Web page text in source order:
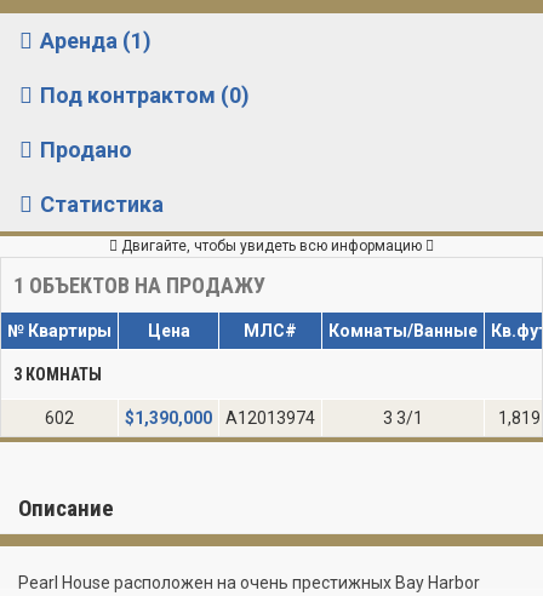
Аренда (1)
Под контрактом (0)
Продано
Статистика
Двигайте, чтобы увидеть всю информацию
1 ОБЪЕКТОВ НА ПРОДАЖУ
№ Квартиры Цена МЛС# Комнаты/Ванные
3 КОМНАТЫ
602 $1,390,000 A12013974 3 3/1 1,819
Описание
Pearl House расположен на очень престижных Bay Harbor